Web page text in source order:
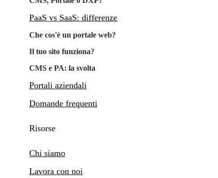
PaaS vs SaaS: differenze
Che cos'è un portale web?
Il tuo sito funziona?
CMS e PA: la svolta
Portali aziendali
Domande frequenti
Risorse
Chi siamo
Lavora con noi